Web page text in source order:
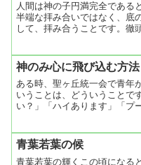
人間は神の子円満完全である
半端な拝み合いではなく、底
して、拝み合うことです。徹
出てこようとも、これで業
神のみ心に飛び込む方法
ある時、聖ヶ丘統一会で青年
いうことは、どういうことで
い？」「ハイあります」「プ
の中に飛び込むでしょ」「
青葉若葉の候
青葉若葉の輝くこの頃になる